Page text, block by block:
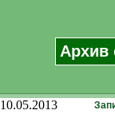
Архив
10.05.2013